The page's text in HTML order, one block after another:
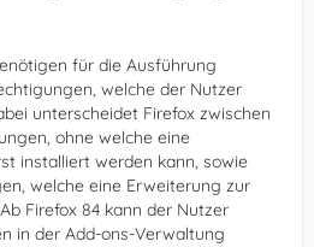
für die Ausführung
welche der Nutzer
unterscheidet Firefox zwischen
ohne welche eine
installiert werden kann, sowie
welche eine Erweiterung zur
Firefox 84 kann der Nutzer
in der Add-ons-Verwaltung